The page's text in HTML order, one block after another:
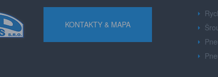
KONTAKTY & MAPA